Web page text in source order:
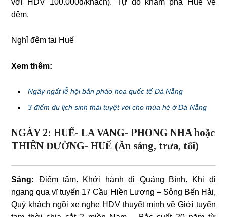
với HDV 100.000đ/khách). Tự do khám phá Huế về
đêm.
Nghỉ đêm tại Huế
Xem thêm:
Ngây ngất lễ hội bắn pháo hoa quốc tế Đà Nẵng
3 điểm du lịch sinh thái tuyệt vời cho mùa hè ở Đà Nẵng
NGÀY 2: HUẾ- LA VANG- PHONG NHA hoặc
THIÊN ĐƯỜNG- HUẾ (Ăn sáng, trưa, tối)
Sáng: Điểm tâm. Khởi hành đi Quảng Bình. Khi đi
ngang qua vĩ tuyến 17 Cầu Hiền Lương – Sông Bến Hải,
Quý khách ngồi xe nghe HDV thuyết minh về Giới tuyến